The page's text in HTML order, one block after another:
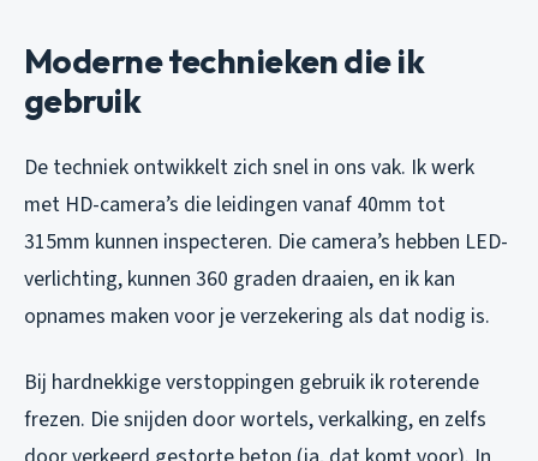
Moderne technieken die ik
gebruik
De techniek ontwikkelt zich snel in ons vak. Ik werk
met HD-camera’s die leidingen vanaf 40mm tot
315mm kunnen inspecteren. Die camera’s hebben LED-
verlichting, kunnen 360 graden draaien, en ik kan
opnames maken voor je verzekering als dat nodig is.
Bij hardnekkige verstoppingen gebruik ik roterende
frezen. Die snijden door wortels, verkalking, en zelfs